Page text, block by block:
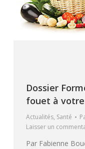
Dossier
fouet à
Actualités, Santé
Laisser un
Par Fabienne